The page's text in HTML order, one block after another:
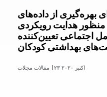
بهره‌گیری از داده‌های
هدایت رویکردی
اجتماعی تعیین‌کننده
بهداشتی کودکان
۲۳ اکتبر ۲۰۲۰